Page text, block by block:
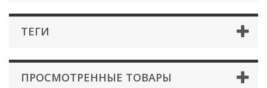
ТЕГИ
ПРОСМОТРЕННЫЕ ТОВАРЫ